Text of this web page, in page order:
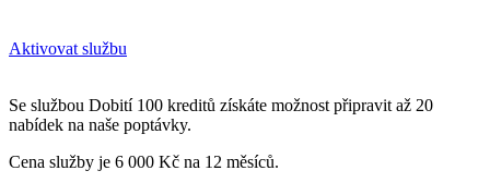
Aktivovat službu
Se službou Dobití 100 kreditů získáte možnost připravit až 20
nabídek na naše poptávky.
Cena služby je 6 000 Kč na 12 měsíců.